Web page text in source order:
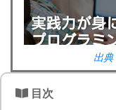
出
目次